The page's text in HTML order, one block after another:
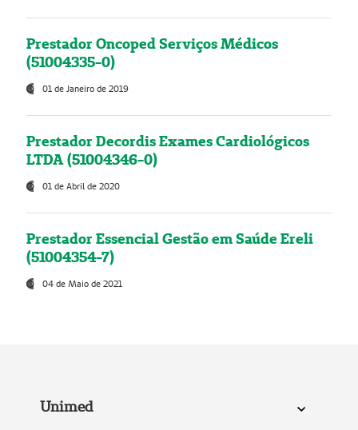
Prestador Oncoped Serviços Médicos
(51004335-0)
01 de Janeiro de 2019
Prestador Decordis Exames Cardiológicos
LTDA (51004346-0)
01 de Abril de 2020
Prestador Essencial Gestão em Saúde Ereli
(51004354-7)
04 de Maio de 2021
Unimed